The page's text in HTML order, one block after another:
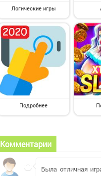
Логические игры
Подробнее
Комментарии
Была отличная